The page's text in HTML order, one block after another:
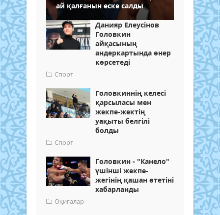
ай қалғанын еске салды
Данияр Елеусінов
Головкин
айқасының
андеркартында өнер
көрсетеді
Спорт
Головкиннің келесі
қарсыласы мен
жекпе-жектің
уақыты белгілі
болды
Спорт
Головкин - "Канело"
үшінші жекпе-
жегінің қашан өтетіні
хабарланды
Оқиғалар